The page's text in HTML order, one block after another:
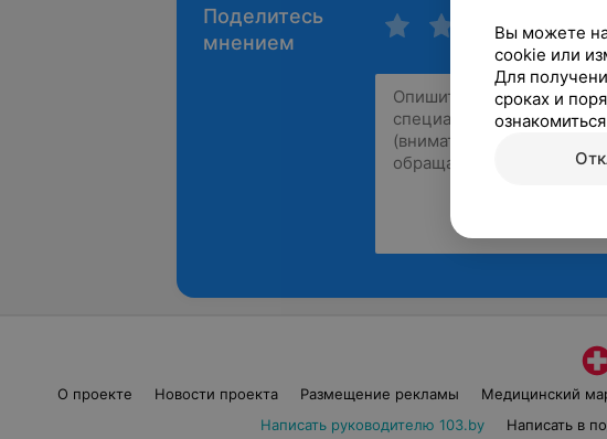
Поделитесь
мнением
О проекте Новости проекта Размещение рекламы Медицинский
Написать руководителю 103.by
Написать в
Вы можете
cookie или
Для
сроках и